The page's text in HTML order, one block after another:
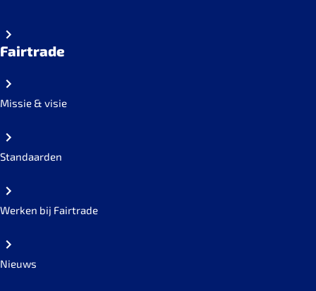
Fairtrade
Missie & visie
Standaarden
Werken bij Fairtrade
Nieuws